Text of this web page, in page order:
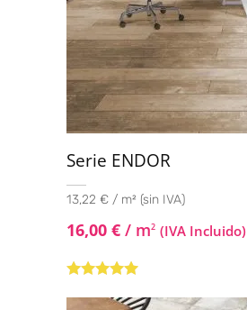
Serie ENDOR
13,22 € / m² (sin IVA)
16,00 € / m2 (IVA Incluido)
5.00de 5